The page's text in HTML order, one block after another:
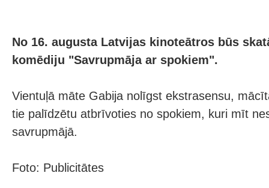
No 16. augusta Latvijas kinoteātros būs
komēdiju "Savrupmāja ar spokiem".
Vientuļā māte Gabija nolīgst ekstrasensu,
tie palīdzētu atbrīvoties no spokiem, kuri mīt
savrupmājā.
Foto: Publicitātes